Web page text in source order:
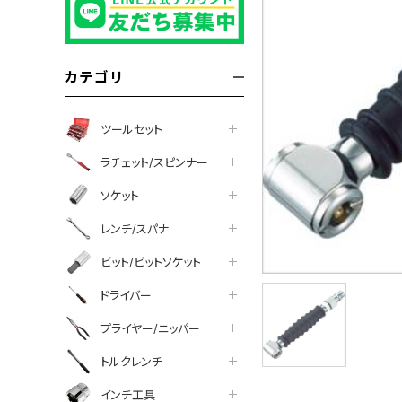
カテゴリ
ツールセット
ラチェット/スピンナー
ソケット
レンチ/スパナ
ビット/ビットソケット
ドライバー
プライヤー/ニッパー
トルクレンチ
インチ工具